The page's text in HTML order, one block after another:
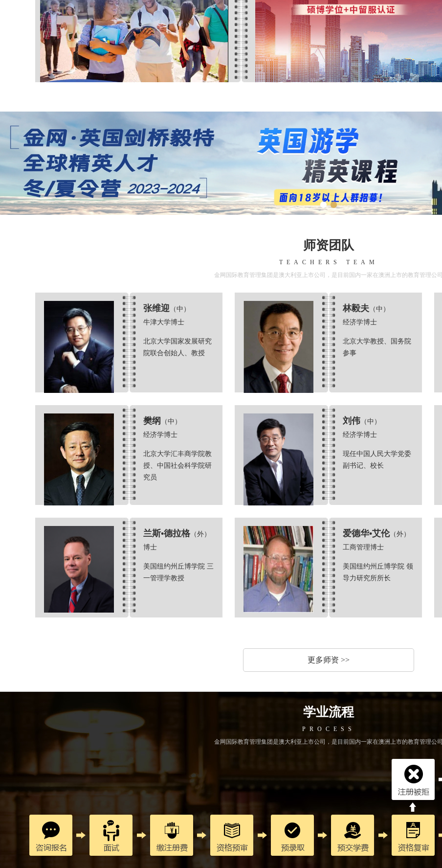
师资团队
TEACHERS TEAM
金网国际教育管理集团是澳大利亚上市公司，是目前国内一家在澳洲上市的教育管理公司
张维迎 （中）
牛津大学博士
北京大学国家发展研究
院联合创始人、教授
林毅夫 （中）
经济学博士
北京大学教授、国务院
参事
樊纲
（中）
经济学博士
北京大学汇丰商学院教
授、中国社会科学院研
究员
刘伟 （中）
经济学博士
现任中国人民大学党委
副书记、校长
兰斯•德拉格（外）
博士
美国纽约州丘博学院 三
一管理学教授
爱德华•艾伦（外）
工商管理博士
美国纽约州丘博学院 领
导力研究所所长
更多师资 >>
学业流程
PROCESS
金网国际教育管理集团是澳大利亚上市公司，是目前国内一家在澳洲上市的教育管理公司